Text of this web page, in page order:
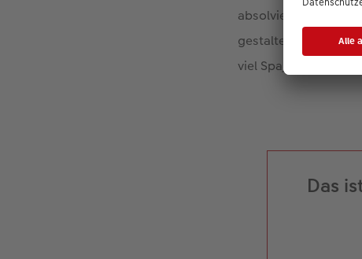
absolviert einen
gestalten, ist
viel Spaß, mit der
Das